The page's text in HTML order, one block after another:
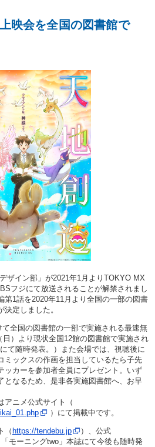
映会を全国の図書館で
ザイン部」が2021年1月よりTOKYO MX
フジにて放送されることが解禁されまし
第1話を2020年11月より全国の一部の図書
定しました。
全国の図書館の一部で実施される最速無
）より現状全国12館の図書館で実施され
て随時発表。）また会場では、視聴後に
ミックスの作画を担当しているたら子先
ッカーを参加者全員にプレゼント。いず
となるため、是非各実施図書館へ、お早
アニメ公式サイト（
）にて掲載中です。
（ https://tendebu.jp
）、公式
「モーニングtwo」本誌にて今後も随時発